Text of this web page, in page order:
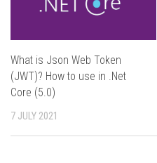
What is Json Web Token
(JWT)? How to use in .Net
Core (5.0)
7 JULY 2021